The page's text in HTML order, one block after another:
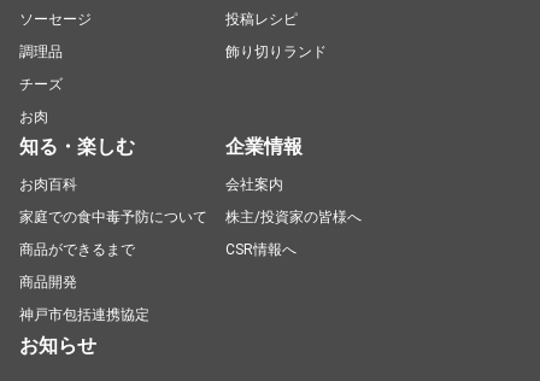
ソーセージ
調理品
チーズ
お肉
投稿レシピ
飾り切りランド
知る・楽しむ
お肉百科
家庭での食中毒予防について
商品ができるまで
商品開発
神戸市包括連携協定
企業情報
会社案内
株主/投資家の皆様へ
CSR情報へ
お知らせ